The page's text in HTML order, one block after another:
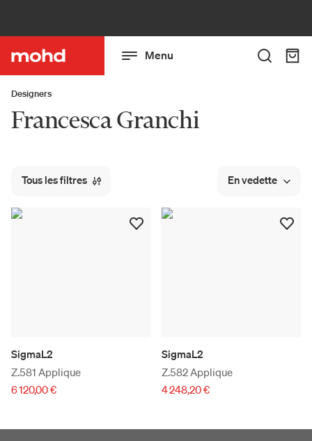
Menu
Designers
Francesca Granchi
Tous les filtres En vedette
SigmaL2
Z.581 Applique
6 120,00 €
SigmaL2
Z.582 Applique
4 248,20 €